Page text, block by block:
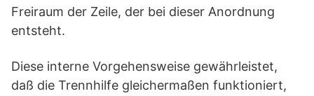
Freiraum der Zeile, der bei dieser Anordnung
entsteht.
Diese interne Vorgehensweise gewährleistet,
daß die Trennhilfe gleichermaßen funktioniert,